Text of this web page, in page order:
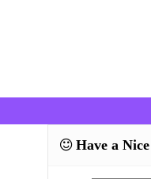
Have a